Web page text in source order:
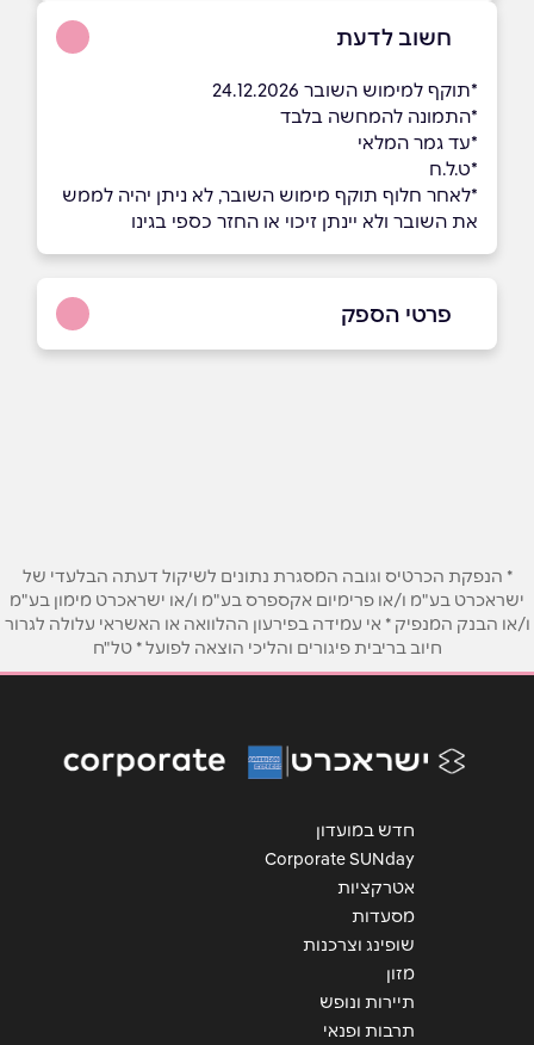
חשוב לדעת
*תוקף למימוש השובר 24.12.2026
*התמונה להמחשה בלבד
*עד גמר המלאי
*ט.ל.ח
*לאחר חלוף תוקף מימוש השובר, לא ניתן יהיה לממש
את השובר ולא יינתן זיכוי או החזר כספי בגינו
פרטי הספק
טלפון*
נושא *
הודעה*
* הנפקת הכרטיס וגובה המסגרת נתונים לשיקול דעתה הבלעדי של
ישראכרט בע"מ ו/או פרימיום אקספרס בע"מ ו/או ישראכרט מימון בע"מ
ו/או הבנק המנפיק * אי עמידה בפירעון ההלוואה או האשראי עלולה לגרור
חיוב בריבית פיגורים והליכי הוצאה לפועל * טל"ח
חדש במועדון
Corporate SUNday
אטרקציות
מסעדות
שופינג וצרכנות
מזון
תיירות ונופש
תרבות ופנאי